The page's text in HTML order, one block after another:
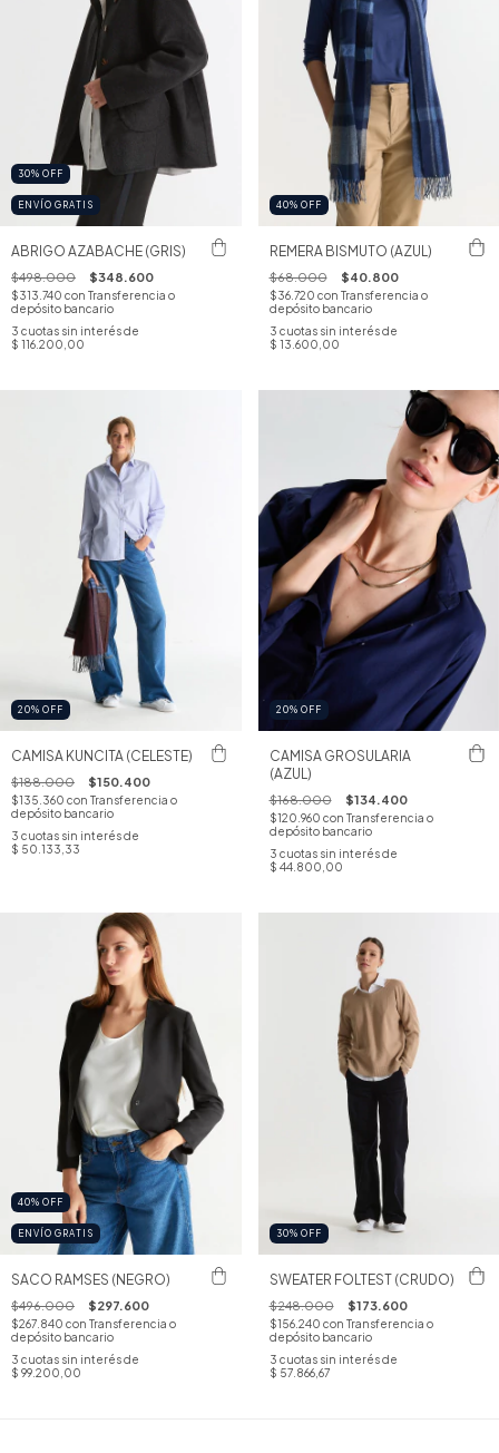
30% OFF
ENVÍO GRATIS
ABRIGO AZABACHE (GRIS)
$498.000 $348.600
$313.740 con Transferencia o
depósito bancario
3 cuotas sin interés de
$ 116.200,00
40% OFF
REMERA BISMUTO (AZUL)
$68.000 $40.800
$36.720 con Transferencia o
depósito bancario
3 cuotas sin interés de
$ 13.600,00
20% OFF
CAMISA KUNCITA (CELESTE)
$188.000 $150.400
$135.360 con Transferencia o
depósito bancario
3 cuotas sin interés de
$ 50.133,33
20% OFF
CAMISA GROSULARIA
(AZUL)
$168.000 $134.400
$120.960 con Transferencia o
depósito bancario
3 cuotas sin interés de
$ 44.800,00
40% OFF
ENVÍO GRATIS
SACO RAMSES (NEGRO)
$496.000 $297.600
$267.840 con Transferencia o
depósito bancario
3 cuotas sin interés de
$ 99.200,00
30% OFF
SWEATER FOLTEST (CRUDO)
$248.000 $173.600
$156.240 con Transferencia o
depósito bancario
3 cuotas sin interés de
$ 57.866,67